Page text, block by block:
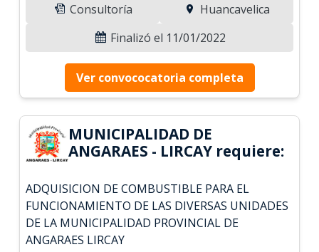
Consultoría
Huancavelica
Finalizó el 11/01/2022
Ver convococatoria completa
MUNICIPALIDAD DE
ANGARAES - LIRCAY requiere:
ADQUISICION DE COMBUSTIBLE PARA EL
FUNCIONAMIENTO DE LAS DIVERSAS UNIDADES
DE LA MUNICIPALIDAD PROVINCIAL DE
ANGARAES LIRCAY